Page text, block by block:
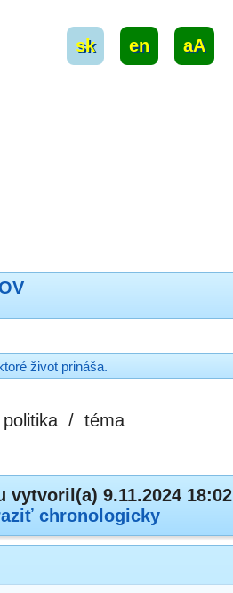
sk en aA
život prináša.
politika / téma
vytvoril(a) 9.11.2024 18:02
chronologicky